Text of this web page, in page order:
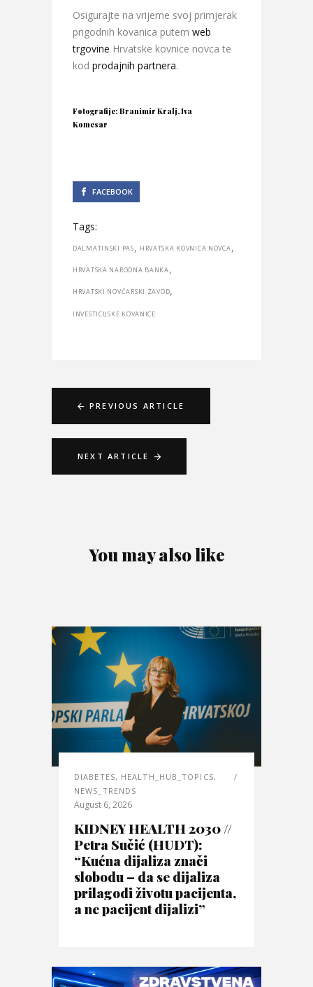
Osigurajte na vrijeme svoj primjerak
prigodnih kovanica putem web
trgovine Hrvatske kovnice novca te
kod prodajnih partnera.
Fotografije: Branimir Kralj, Iva
Komesar
FACEBOOK
Tags:
DALMATINSKI PAS, HRVATSKA KOVNICA NOVCA,
HRVATSKA NARODNA BANKA,
HRVATSKI NOVČARSKI ZAVOD,
INVESTICIJSKE KOVANICE
PREVIOUS ARTICLE
NEXT ARTICLE
You may also like
DIABETES, HEALTH_HUB_TOPICS,
NEWS_TRENDS
August 6, 2026
KIDNEY HEALTH 2030 //
Petra Sučić (HUDT):
“Kućna dijaliza znači
slobodu – da se dijaliza
prilagodi životu pacijenta,
a ne pacijent dijalizi”